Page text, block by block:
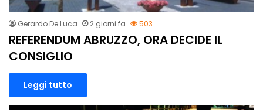
Gerardo De Luca 2 giorni fa 503
REFERENDUM ABRUZZO, ORA DECIDE IL
CONSIGLIO
Leggi tutto